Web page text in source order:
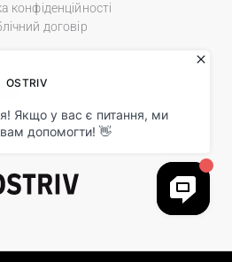
конфіденційності
договір
Store. All Rights Reserved.